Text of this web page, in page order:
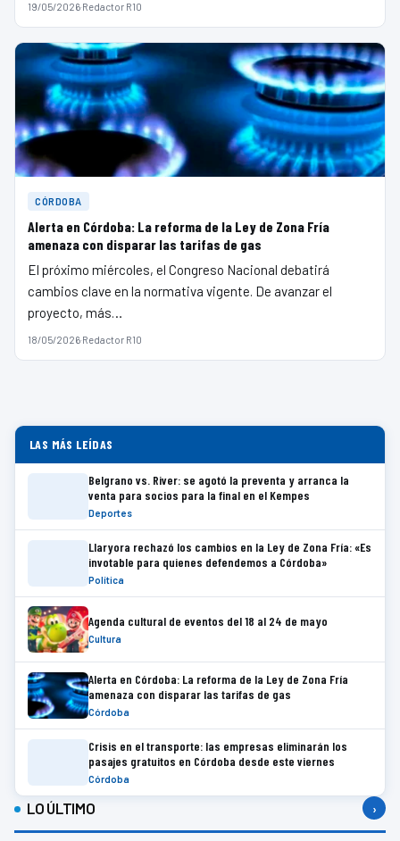
19/05/2026·Redactor R10
CÓRDOBA
Alerta en Córdoba: La reforma de la Ley de Zona Fría
amenaza con disparar las tarifas de gas
El próximo miércoles, el Congreso Nacional debatirá
cambios clave en la normativa vigente. De avanzar el
proyecto, más…
18/05/2026·Redactor R10
LAS MÁS LEÍDAS
Belgrano vs. River: se agotó la preventa y arranca la
venta para socios para la final en el Kempes
Deportes
Llaryora rechazó los cambios en la Ley de Zona Fría: «Es
invotable para quienes defendemos a Córdoba»
Política
Agenda cultural de eventos del 18 al 24 de mayo
Cultura
Alerta en Córdoba: La reforma de la Ley de Zona Fría
amenaza con disparar las tarifas de gas
Córdoba
Crisis en el transporte: las empresas eliminarán los
pasajes gratuitos en Córdoba desde este viernes
Córdoba
LO ÚLTIMO ›